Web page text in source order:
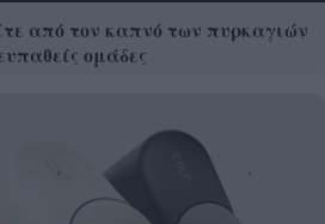
από τον καπνό των πυρκαγιών
ομάδες